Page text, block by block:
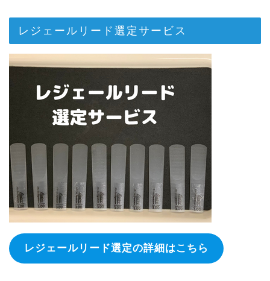
レジェールリード選定サービス
レジェールリード選定の詳細はこちら